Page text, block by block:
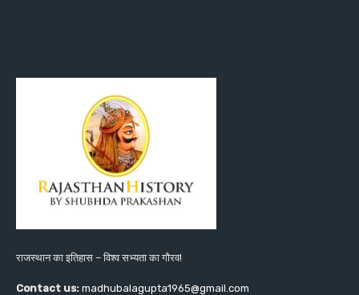
राजस्थान का इतिहास – विश्व सभ्यता का गौरव!
Contact us: madhubalagupta1965@gmail.com